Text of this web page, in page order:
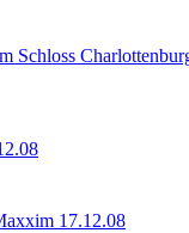
Schloss
17.12.08